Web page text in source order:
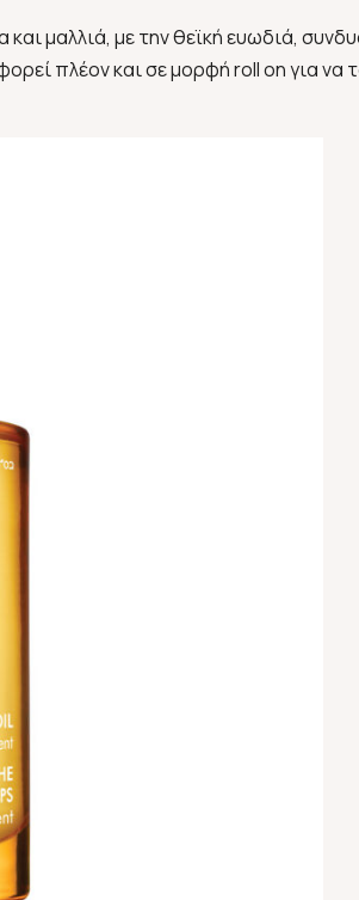
μαλλιά, με την θεϊκή ευωδιά,
πλέον και σε μορφή roll on για να